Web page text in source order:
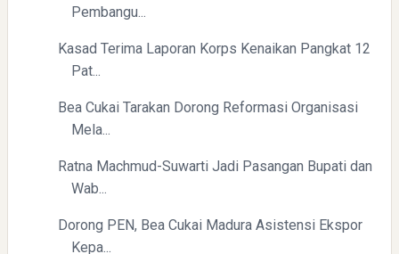
Erling Haaland: Koleksi Tas Mewah yang Menginspirasi
Pembangu...
Kasad Terima Laporan Korps Kenaikan Pangkat 12
Pat...
Bea Cukai Tarakan Dorong Reformasi Organisasi
Mela...
Ratna Machmud-Suwarti Jadi Pasangan Bupati dan
Wab...
Dorong PEN, Bea Cukai Madura Asistensi Ekspor
Kepa...